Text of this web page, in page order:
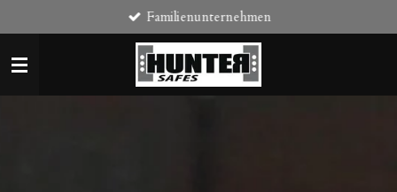
Hauptinhalt
springen
Familienunternehmen